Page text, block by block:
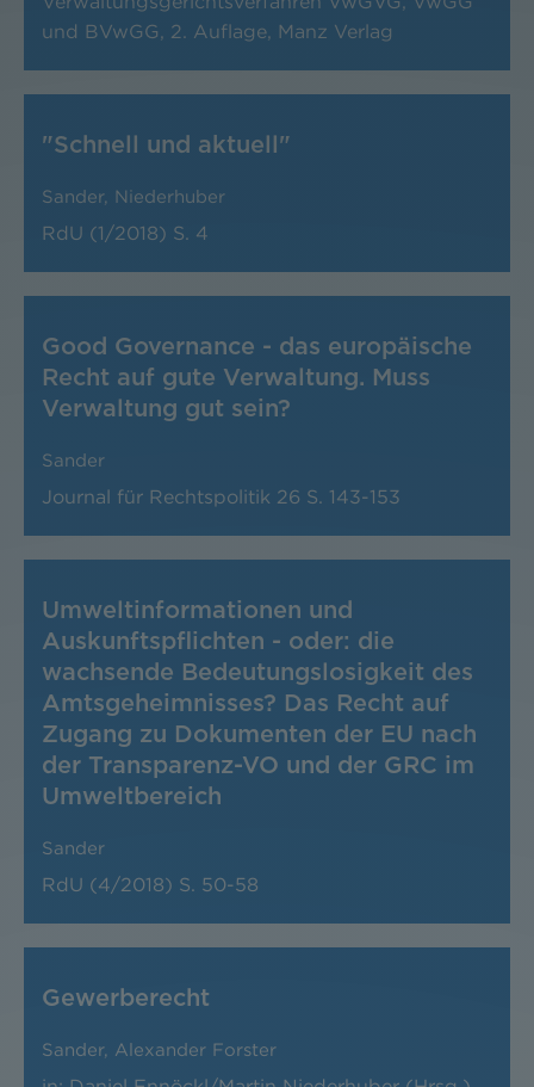
und BVwGG, 2. Auflage, Manz Verlag
"Schnell und aktuell"
Sander, Niederhuber
RdU (1/2018) S. 4
Good Governance - das europäische
Recht auf gute Verwaltung. Muss
Verwaltung gut sein?
Sander
Journal für Rechtspolitik 26 S. 143-153
Umweltinformationen und
Auskunftspflichten - oder: die
wachsende Bedeutungslosigkeit des
Amtsgeheimnisses? Das Recht auf
Zugang zu Dokumenten der EU nach
der Transparenz-VO und der GRC im
Umweltbereich
Sander
RdU (4/2018) S. 50-58
Gewerberecht
Sander, Alexander Forster